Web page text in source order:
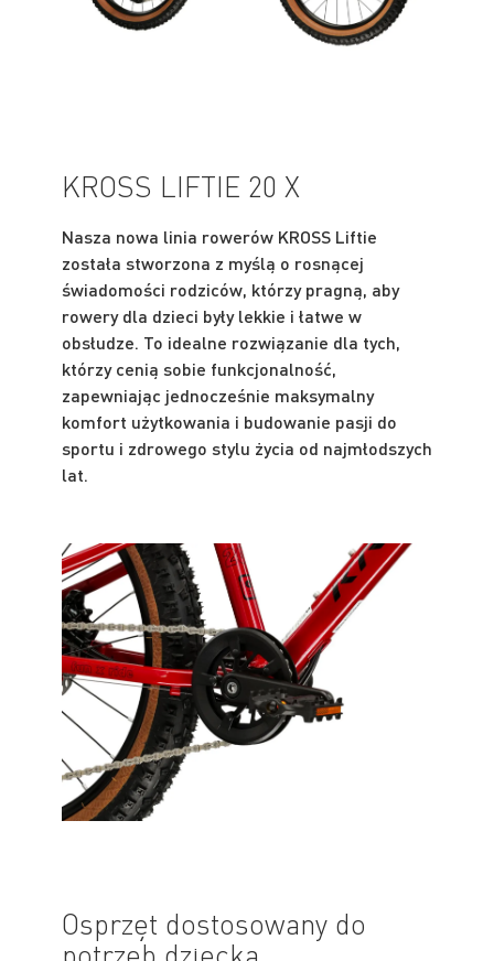
KROSS LIFTIE 20 X
Nasza nowa linia rowerów KROSS Liftie
została stworzona z myślą o rosnącej
świadomości rodziców, którzy pragną, aby
rowery dla dzieci były lekkie i łatwe w
obsłudze. To idealne rozwiązanie dla tych,
którzy cenią sobie funkcjonalność,
zapewniając jednocześnie maksymalny
komfort użytkowania i budowanie pasji do
sportu i zdrowego stylu życia od najmłodszych
lat.
Osprzęt dostosowany do